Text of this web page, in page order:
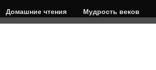
Домашние чтения Мудрость веков